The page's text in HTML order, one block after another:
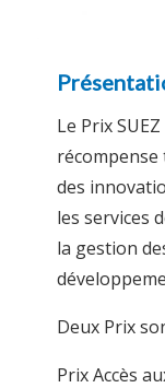
Le Prix
récompense
des
les services
la gestion
Deux Prix
Prix Accès